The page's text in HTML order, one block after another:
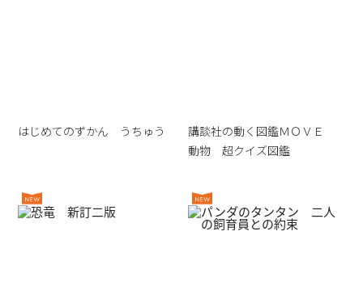
はじめてのずかん うちゅう
講談社の動く図鑑ＭＯＶＥ
動物 超クイズ図鑑